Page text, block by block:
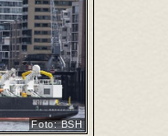
Foto: BSH